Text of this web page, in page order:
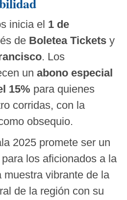
inicia el 1 de
de Boletea Tickets y
. Los
unabono especial
15% para quienes
corridas, con la
obsequio.
2025 promete ser un
los aficionados a la
muestra vibrante de la
de la región con su